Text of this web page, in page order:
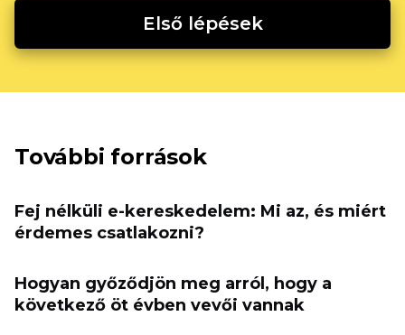
Első lépések
További források
Fej nélküli e-kereskedelem: Mi az, és miért
érdemes csatlakozni?
Hogyan győződjön meg arról, hogy a
következő öt évben vevői vannak